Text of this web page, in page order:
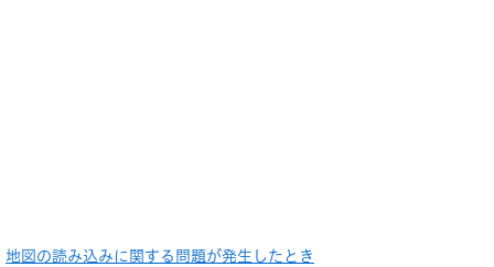
地図の読み込みに関する問題が発生したとき